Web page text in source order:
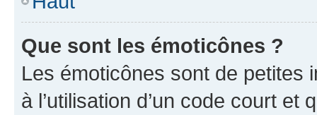
Que sont les émoticônes ?
Les émoticônes sont de petites
à l’utilisation d’un code court et